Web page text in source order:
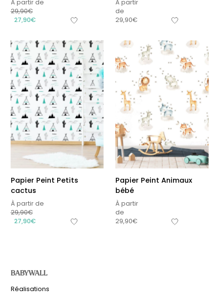
À partir de
29,90€
27,90€
À partir
de
29,90€
Papier Peint Petits
cactus
À partir de
29,90€
27,90€
Papier Peint Animaux
bébé
À partir
de
29,90€
BABYWALL
Réalisations